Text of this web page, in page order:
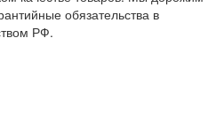
обязательства в
РФ.